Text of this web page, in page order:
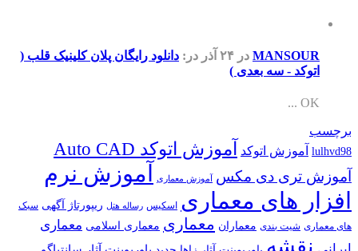
MANSOUR در ۲۴ آذر در: دانلود رایگان پلان کلینیک قلب (
اتوکد - سه بعدی )
OK ...
برچسب
lulhvd98 آموزش اتوکد آموزش اتوکد Auto CAD
آموزش تری دی مکس آموزش معماری
آموزش نرم
افزار های معماری اسکیس رساله هتل ریپورتاژ آگهی سبک
های معماری شیت بندی معماران معماری معماری اسلامی معماری
نقشه